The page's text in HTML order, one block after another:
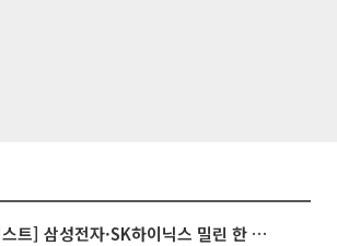
[베스트&워스트] 삼성전자·SK하이닉스 밀린 한 주…상상인증권은 85% 급등